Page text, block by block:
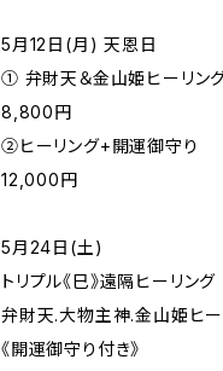
5月12日(月) 天恩日
① 弁財天＆金山姫ヒーリン
8,800円
②ヒーリング+開運御守り
12,000円
5月24日(土)
トリプル《巳》遠隔ヒーリング
弁財天.大物主神.金山姫ヒー
《開運御守り付き》